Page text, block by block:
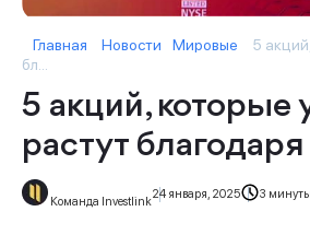
Главная Новости Мировые
5
бл...
5 акций, которые
растут
Команда Investlink
24 января, 2025 3